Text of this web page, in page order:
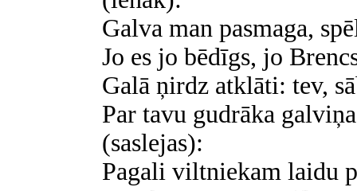
Galva man pasmaga,
Jo es jo bēdīgs, jo
Galā ņirdz atklāti: tev,
Par tavu gudrāka
(saslejas):
Pagali viltniekam laidu